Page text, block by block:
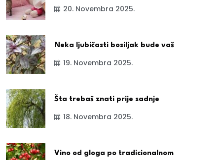
20. Novembra 2025.
Neka ljubičasti bosiljak bude vaš
19. Novembra 2025.
Šta trebaš znati prije sadnje
18. Novembra 2025.
Vino od gloga po tradicionalnom